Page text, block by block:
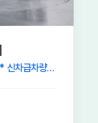
* 무사고 * 버튼시동 * UVO 내비 * 드라이브와이즈 * 신차급차량 * No Paint , TEX100% *